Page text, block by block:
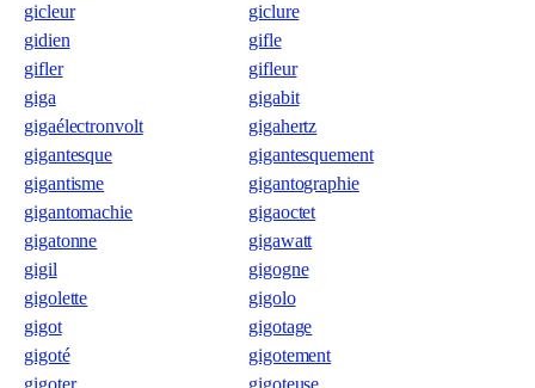
gicleur
giclure
gidien
gifle
gifler
gifleur
giga
gigabit
gigaélectronvolt
gigahertz
gigantesque
gigantesquement
gigantisme
gigantographie
gigantomachie
gigaoctet
gigatonne
gigawatt
gigil
gigogne
gigolette
gigolo
gigot
gigotage
gigoté
gigotement
gigoter
gigoteuse